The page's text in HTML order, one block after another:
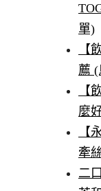
單)
【
薦
【
麼
【
牽
二